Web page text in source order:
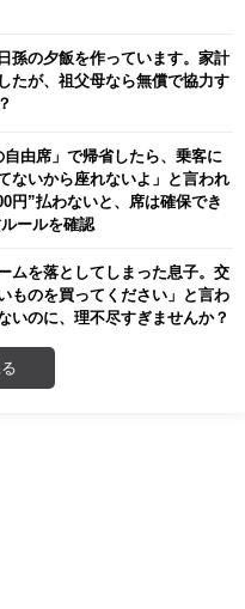
孫の夕飯を作っています。家計
たが、祖父母なら無償で協力す
由席」で帰省したら、乗客に
ないから座れないよ」と言われ
円”払わないと、席は確保でき
ールを確認
ムを落としてしまった息子。交
ものを買ってください」と言わ
いのに、理不尽すぎませんか？